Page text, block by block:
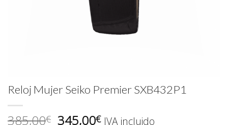
Reloj Mujer Seiko Premier SXB432P1
385,00€ El
345,00€ElIVA incluido